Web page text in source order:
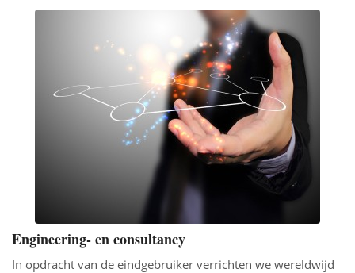
Engineering- en consultancy
In opdracht van de eindgebruiker verrichten we wereldwijd